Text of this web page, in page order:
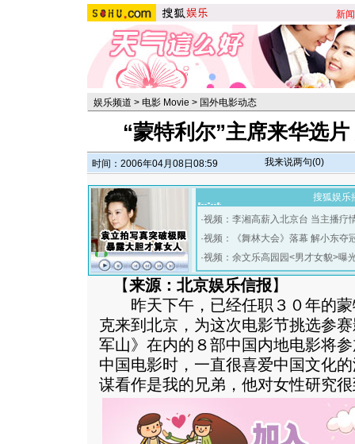
新闻
娱乐频道 > 电影 Movie > 国外电影动态
“蒙特利尔”主席来华选
时间：2006年04月08日08:59 我来说两句(0)
搜狐娱乐
·视频：李湘高薪入北京台 当主播疗
·视频：《舞林大会》落幕 解小东夺
·视频：余文乐高园园<男才女貌>曝
【来源：北京娱乐信报】
昨天下午，已经任职３０年的蒙
克来到北京，为这次电影节挑选参
军山》在内的８部中国内地电影将
中国电影时，一直很喜爱中国文化
谋看作是我的兄弟，他对女性研究